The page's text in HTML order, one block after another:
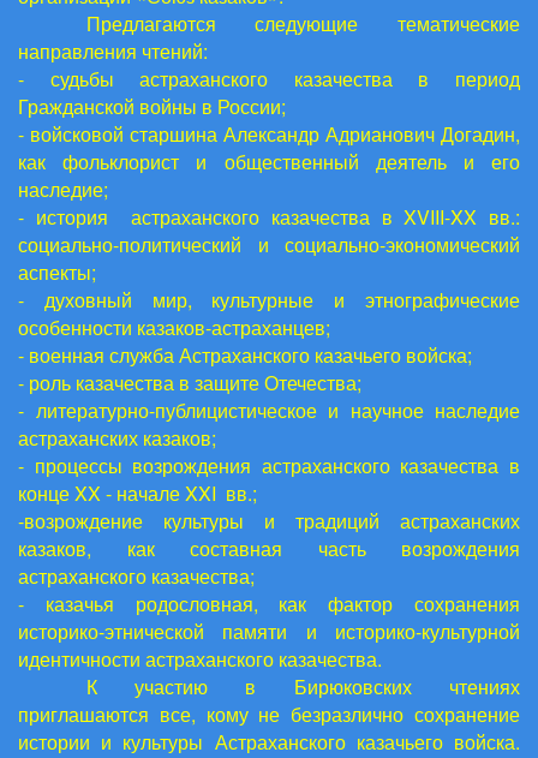
Предлагаются следующие тематические
направления чтений:
- судьбы астраханского казачества в период
Гражданской войны в России;
- войсковой старшина Александр Адрианович Догадин,
как фольклорист и общественный деятель и его
наследие;
- история астраханского казачества вXVIII-XX вв.:
социально-политический и социально-экономический
аспекты;
- духовный мир, культурные и этнографические
особенности казаков-астраханцев;
- военная служба Астраханского казачьего войска;
- роль казачества в защите Отечества;
- литературно-публицистическое и научное наследие
астраханских казаков;
- процессы возрождения астраханского казачества в
концеXX - началеXXI вв.;
-возрождение культуры и традиций астраханских
казаков, как составная часть возрождения
астраханского казачества;
- казачья родословная, как фактор сохранения
историко-этнической памяти и историко-культурной
идентичности астраханского казачества.
К участию в Бирюковских чтениях
приглашаются все, кому не безразлично сохранение
истории и культуры Астраханского казачьего войска.